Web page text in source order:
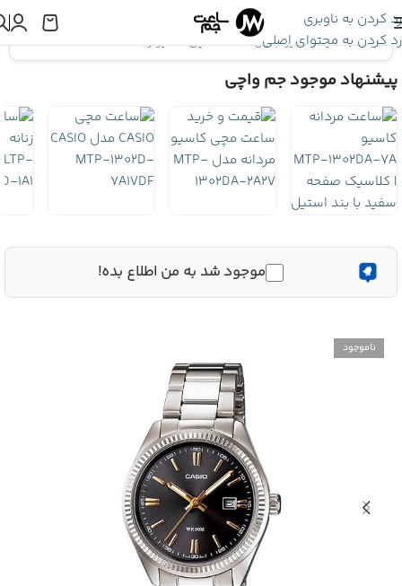
رد کردن به ناوبری
رد کردن به محتوای اصلی
اینجا هستید:کاسیو جنرال»ساعت مچی کاسیو زنانه LTP-1302D-1A2VDF
پیشنهاد موجود جم واچی
موجود شد به من اطلاع بده!
ناموجود